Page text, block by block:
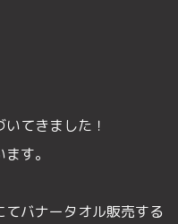
てきました！
す。
バナータオル販売する